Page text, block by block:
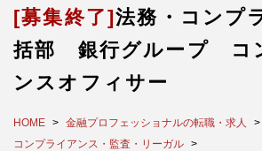
[募集終了]法務・コンプ
括部 銀行グループ コ
ンスオフィサー
HOME
金融プロフェッショナルの転職・求人
コンプライアンス・監査・リーガル